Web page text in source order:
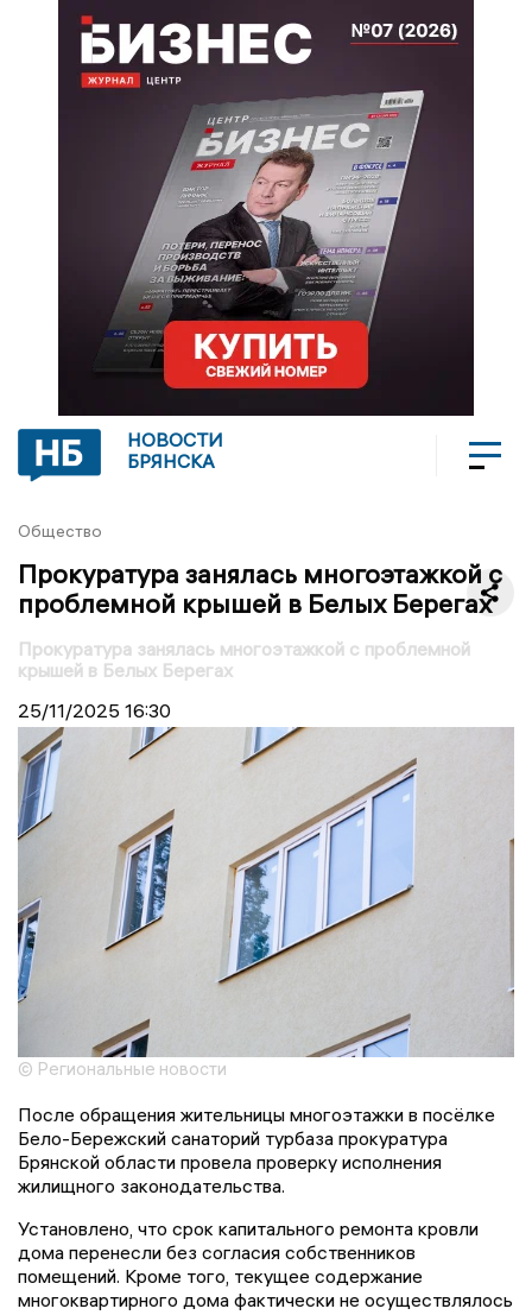
НОВОСТИ
БРЯНСКА
Общество
Прокуратура занялась многоэтажкой с
проблемной крышей в Белых Берегах
Прокуратура занялась многоэтажкой с проблемной
крышей в Белых Берегах
25/11/2025 16:30
© Региональные новости
После обращения жительницы многоэтажки в посёлке
Бело-Бережский санаторий турбаза прокуратура
Брянской области провела проверку исполнения
жилищного законодательства.
Установлено, что срок капитального ремонта кровли
дома перенесли без согласия собственников
помещений. Кроме того, текущее содержание
многоквартирного дома фактически не осуществлялось